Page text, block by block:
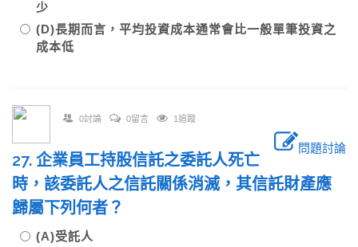
少
(D)長期而言，平均投資成本通常會比一般單筆投資之
成本低
0討論 0留言 1追蹤
問題討論
27. 企業員工持股信託之委託人死亡
時，該委託人之信託關係消滅，其信託財產應
歸屬下列何者？
(A)受託人